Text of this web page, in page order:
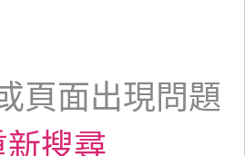
頁面出現問題
新搜尋